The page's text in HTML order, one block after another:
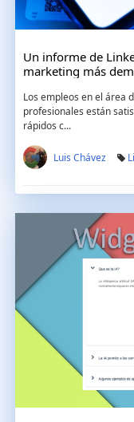
Un informe de
marketing más
Los empleos en el área
profesionales están
rápidos c...
Luis Chávez